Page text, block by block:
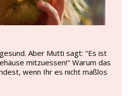
Aber Mutti sagt: "Es ist
mitzuessen!" Warum das
wenn Ihr es nicht maßlos